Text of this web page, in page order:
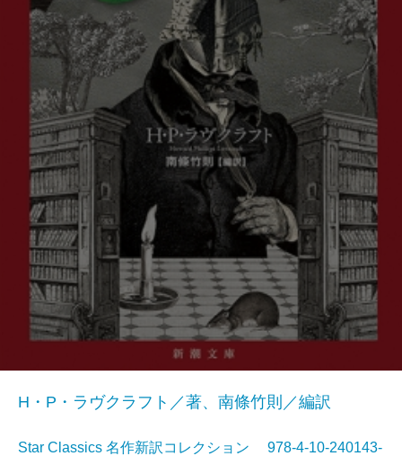
H・P・ラヴクラフト／著、南條竹則／編訳
Star Classics 名作新訳コレクション 978-4-10-240143-